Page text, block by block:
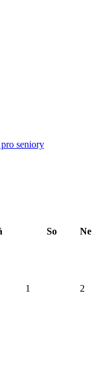
seniory
So
Ne
1 2